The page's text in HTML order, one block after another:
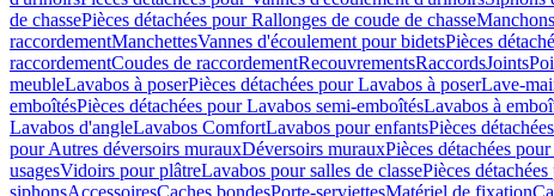
de chassePièces détachées pour Rallonges de coude de chasse
raccordementManchettesVannes d'écoulement pour bidetsPièces
raccordementCoudes de raccordementRecouvrementsRaccordsJoints
meubleLavabos à poserPièces détachées pour Lavabos à poserLave-
emboîtésPièces détachées pour Lavabos semi-emboîtésLavabos à
Lavabos d'angleLavabos ComfortLavabos pour enfantsPièces
pour Autres déversoirs murauxDéversoirs murauxPièces détachées
usagesVidoirs pour plâtreLavabos pour salles de classePièces
siphonsAccessoiresCaches bondesPorte-serviettesMatériel de fixation